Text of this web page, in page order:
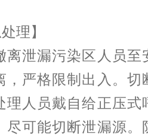
理】
离泄漏污染区人员至
，严格限制出入。切
理人员戴自给正压式
尽可能切断泄漏源。